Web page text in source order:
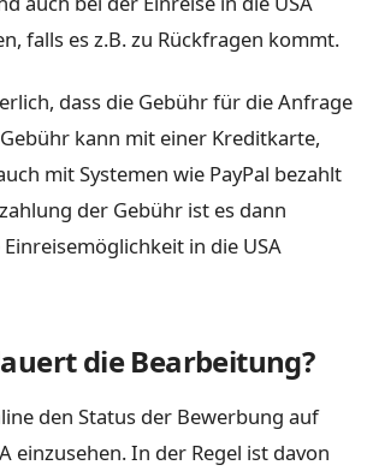
falls es z.B. zu Rückfragen kommt.
dass die Gebühr für die Anfrage
kann mit einer Kreditkarte,
mit Systemen wie PayPal bezahlt
der Gebühr ist es dann
in die USA
die Bearbeitung?
den Status der Bewerbung auf
einzusehen. In der Regel ist davon